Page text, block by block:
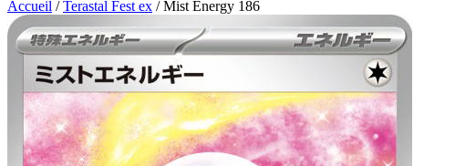
Accueil / Terastal Fest ex / Mist Energy 186